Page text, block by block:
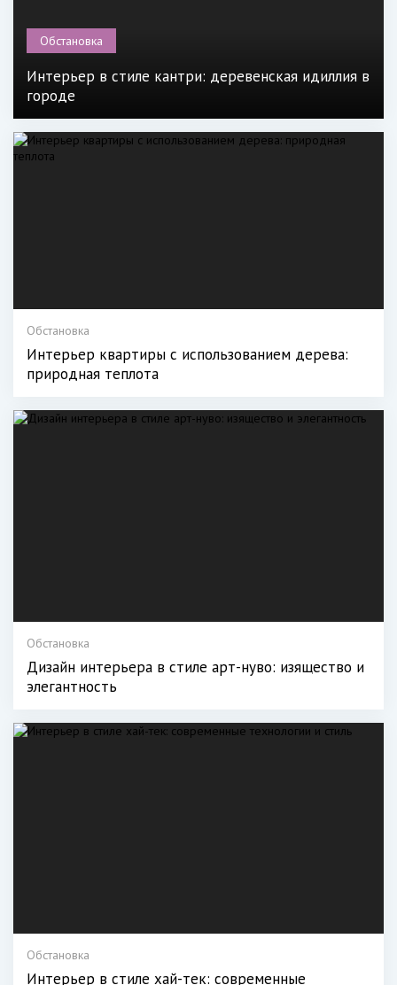
Обстановка
Интерьер в стиле кантри: деревенская идиллия в
городе
Обстановка
Интерьер квартиры с использованием дерева:
природная теплота
Обстановка
Дизайн интерьера в стиле арт-нуво: изящество и
элегантность
Обстановка
Интерьер в стиле хай-тек: современные